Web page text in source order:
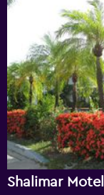
Shalimar Motel